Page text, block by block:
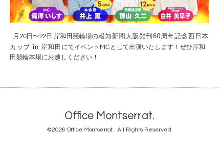
1月20日〜22日 岸和田競輪場の報知新聞大阪発刊60周年記念西日本
カップ in 岸和田 にてイベントMCとして出演いたします！ぜひ岸和
田競輪本場にお越しください！
Office Montserrat.
©2026 Office Montserrat.. All Rights Reserved.